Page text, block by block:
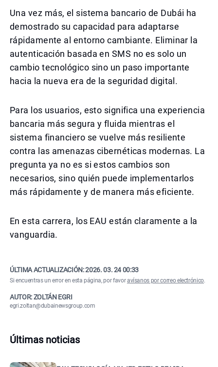
Una vez más, el sistema bancario de Dubái ha
demostrado su capacidad para adaptarse
rápidamente al entorno cambiante. Eliminar la
autenticación basada en SMS no es solo un
cambio tecnológico sino un paso importante
hacia la nueva era de la seguridad digital.
Para los usuarios, esto significa una experiencia
bancaria más segura y fluida mientras el
sistema financiero se vuelve más resiliente
contra las amenazas cibernéticas modernas. La
pregunta ya no es si estos cambios son
necesarios, sino quién puede implementarlos
más rápidamente y de manera más eficiente.
En esta carrera, los EAU están claramente a la
vanguardia.
ÚLTIMA ACTUALIZACIÓN:2026. 03. 24 00:33
Si encuentras un error en esta página, por favoravísanos por correo electrónico.
AUTOR: ZOLTÁN EGRI
egri.zoltan@dubainewsgroup.com
Últimas noticias